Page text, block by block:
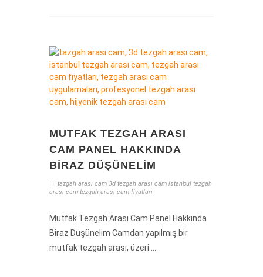
MUTFAK TEZGAH ARASI
CAM PANEL HAKKINDA
BIRAZ DÜŞÜNELIM
tazgah arası cam 3d tezgah arası cam istanbul tezgah
arası cam tezgah arası cam fiyatları
Mutfak Tezgah Arası Cam Panel Hakkında
Biraz Düşünelim Camdan yapılmış bir
mutfak tezgah arası, üzeri....